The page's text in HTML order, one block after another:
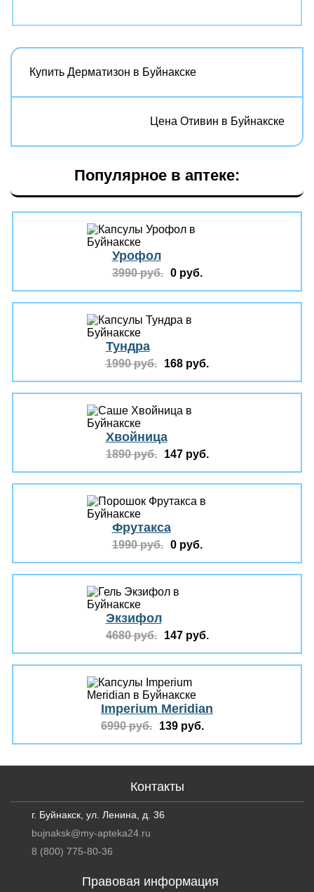
Купить Дерматизон в Буйнакске
Цена Отивин в Буйнакске
Популярное в аптеке:
Урофол
3990 руб. 0 руб.
Тундра
1990 руб. 168 руб.
Хвойница
1890 руб. 147 руб.
Фрутакса
1990 руб. 0 руб.
Экзифол
4680 руб. 147 руб.
Imperium Meridian
6990 руб. 139 руб.
Правовая информация
Контакты
г. Буйнакск, ул. Ленина, д. 36
bujnaksk@my-apteka24.ru
8 (800) 775-80-36